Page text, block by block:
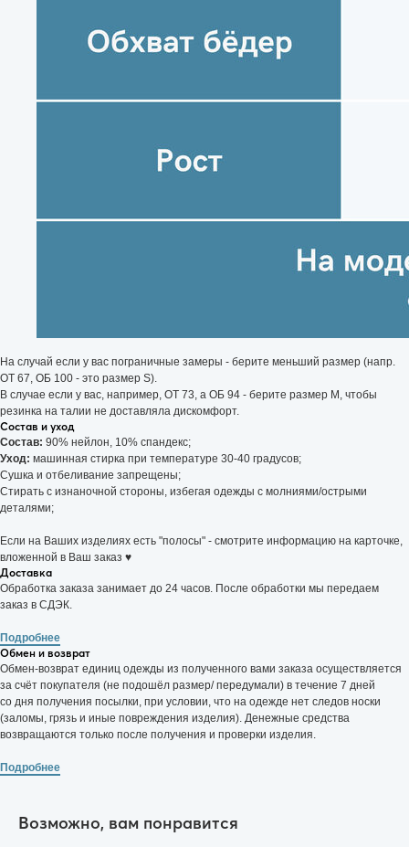
На случай если у вас пограничные замеры - берите меньший размер (напр.
ОТ 67, ОБ 100 - это размер S).
В случае если у вас, например, ОТ 73, а ОБ 94 - берите размер М, чтобы
резинка на талии не доставляла дискомфорт.
Состав и уход
Состав: 90% нейлон, 10% спандекс;
Уход: машинная стирка при температуре 30-40 градусов;
Сушка и отбеливание запрещены;
Стирать с изнаночной стороны, избегая одежды с молниями/острыми
деталями;
Если на Ваших изделиях есть "полосы" - смотрите информацию на карточке,
вложенной в Ваш заказ ♥
Доставка
Обработка заказа занимает до 24 часов. После обработки мы передаем
заказ в СДЭК.
Подробнее
Обмен и возврат
Обмен-возврат единиц одежды из полученного вами заказа осуществляется
за счёт покупателя (не подошёл размер/ передумали) в течение 7 дней
со дня получения посылки, при условии, что на одежде нет следов носки
(заломы, грязь и иные повреждения изделия). Денежные средства
возвращаются только после получения и проверки изделия.
Подробнее
Возможно, вам понравится
Политика конфиденциальности
Made with Goodness
Контакты
Условия заказа
Подарочные сертификаты
ОГРН: 325050000015467
ИНН: 057104426052